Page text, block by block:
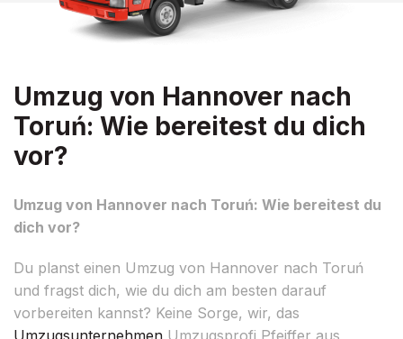
Umzug von Hannover nach
Toruń: Wie bereitest du dich
vor?
Umzug von Hannover nach Toruń: Wie bereitest du
dich vor?
Du planst einen Umzug von Hannover nach Toruń
und fragst dich, wie du dich am besten darauf
vorbereiten kannst? Keine Sorge, wir, das
Umzugsunternehmen Umzugsprofi Pfeiffer aus